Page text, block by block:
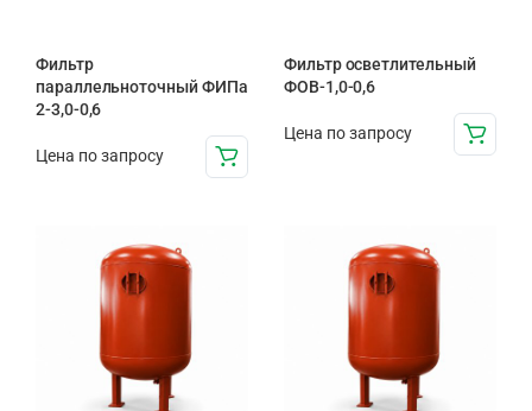
Фильтр
параллельноточный ФИПа
2-3,0-0,6
Цена по запросу
Фильтр осветлительный
ФОВ-1,0-0,6
Цена по запросу